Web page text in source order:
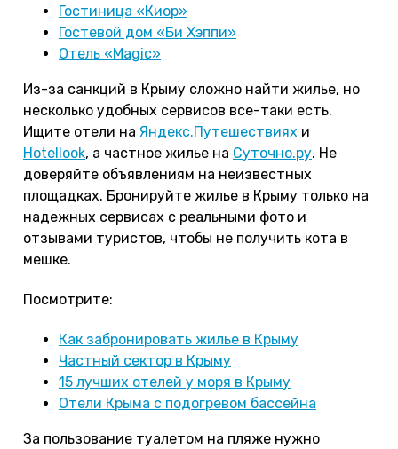
Гостиница «Киор»
Гостевой дом «Би Хэппи»
Отель «Magic»
Из-за санкций в Крыму сложно найти жилье, но
несколько удобных сервисов все-таки есть.
Ищите отели на Яндекс.Путешествиях и
Hotellook, а частное жилье на Суточно.ру. Не
доверяйте объявлениям на неизвестных
площадках. Бронируйте жилье в Крыму только на
надежных сервисах с реальными фото и
отзывами туристов, чтобы не получить кота в
мешке.
Посмотрите:
Как забронировать жилье в Крыму
Частный сектор в Крыму
15 лучших отелей у моря в Крыму
Отели Крыма с подогревом бассейна
За пользование туалетом на пляже нужно